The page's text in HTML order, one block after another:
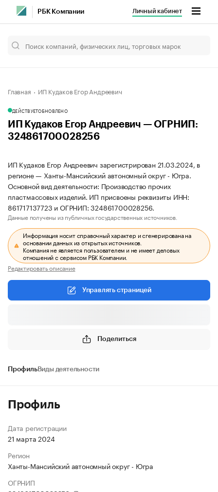
РБК Компании Личный кабинет
Главная ИП Кудаков Егор Андреевич
ДЕЙСТВУЕТОБНОВЛЕНО
ИП Кудаков Егор Андреевич — ОГРНИП:
324861700028256
ИП Кудаков Егор Андреевич зарегистрирован 21.03.2024, в
регионе — Ханты-Мансийский автономный округ - Югра.
Основной вид деятельности: Производство прочих
пластмассовых изделий. ИП присвоены реквизиты ИНН:
861717137723 и ОГРНИП: 324861700028256.
Данные получены из публичных государственных источников.
Информация носит справочный характер и сгенерирована на
основании данных из открытых источников.
Компания не является пользователем и не имеет деловых
отношений с сервисом РБК Компании.
Редактировать описание
Управлять страницей
Поделиться
ПрофильВиды деятельности
Профиль
Дата регистрации
21 марта 2024
Регион
Ханты-Мансийский автономный округ - Югра
ОГРНИП